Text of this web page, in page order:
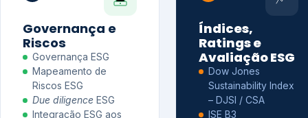
Governança e
Riscos
Governança ESG
Mapeamento de
Riscos ESG
Due diligence ESG
Integração ESG aos
Índices,
Ratings e
Avaliação ESG
Dow Jones
Sustainability Index
– DJSI / CSA
ISE B3